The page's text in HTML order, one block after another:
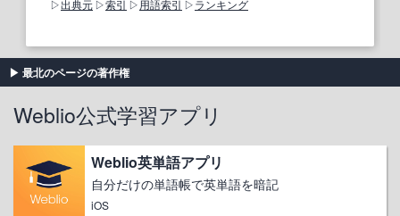
出典元 索引 用語索引 ランキング
最北のページの著作権
Weblio公式学習アプリ
Weblio英単語アプリ
自分だけの単語帳で英単語を暗記
iOS